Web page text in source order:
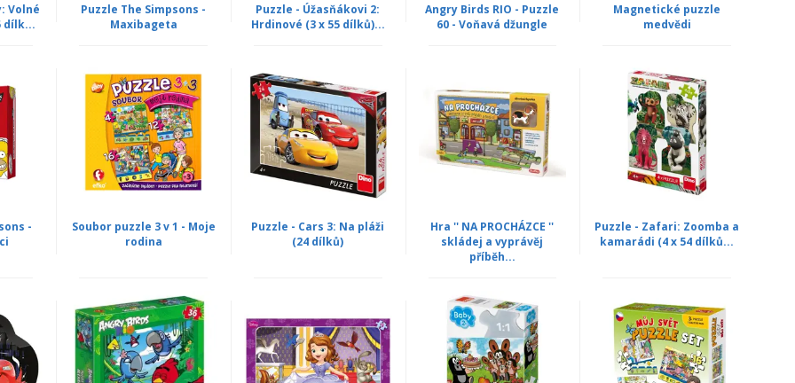
Volné
dílk...
Puzzle The Simpsons -
Maxibageta
Puzzle - Úžasňákovi 2:
Hrdinové (3 x 55 dílků)...
Angry Birds RIO - Puzzle
60 - Voňavá džungle
Magnetické puzzle
medvědi
-
Soubor puzzle 3 v 1 - Moje
rodina
Puzzle - Cars 3: Na pláži
(24 dílků)
Hra '' NA PROCHÁZCE ''
skládej a vyprávěj
příběh...
Puzzle - Zafari: Zoomba a
kamarádi (4 x 54 dílků...